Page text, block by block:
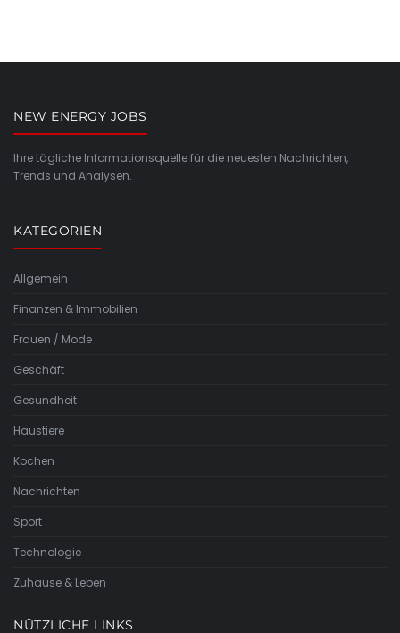
NEW ENERGY JOBS
Ihre tägliche Informationsquelle für die neuesten Nachrichten,
Trends und Analysen.
KATEGORIEN
Allgemein
Finanzen & Immobilien
Frauen / Mode
Geschäft
Gesundheit
Haustiere
Kochen
Nachrichten
Sport
Technologie
Zuhause & Leben
NÜTZLICHE LINKS